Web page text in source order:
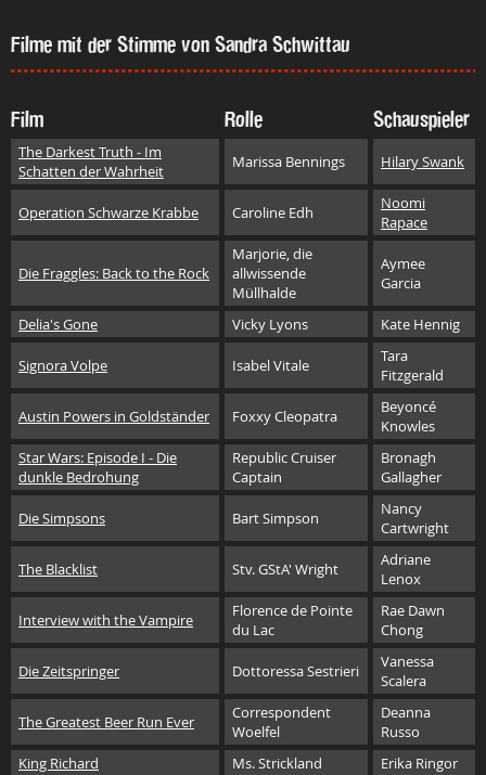
Filme mit der Stimme von Sandra Schwittau
Film Rolle Schauspieler
The Darkest Truth - Im
Schatten der Wahrheit
Marissa Bennings Hilary Swank
Operation Schwarze Krabbe Caroline Edh
Noomi
Rapace
Die Fraggles: Back to the Rock
Marjorie, die
allwissende
Müllhalde
Aymee
Garcia
Delia's Gone Vicky Lyons Kate Hennig
Signora Volpe Isabel Vitale
Tara
Fitzgerald
Austin Powers in Goldständer Foxxy Cleopatra
Beyoncé
Knowles
Star Wars: Episode I - Die
dunkle Bedrohung
Republic Cruiser
Captain
Bronagh
Gallagher
Die Simpsons Bart Simpson
Nancy
Cartwright
The Blacklist Stv. GStA' Wright
Adriane
Lenox
Interview with the Vampire
Florence de Pointe
du Lac
Rae Dawn
Chong
Die Zeitspringer Dottoressa Sestrieri
Vanessa
Scalera
The Greatest Beer Run Ever
Correspondent
Woelfel
Deanna
Russo
King Richard
Ms. Strickland Erika Ringor